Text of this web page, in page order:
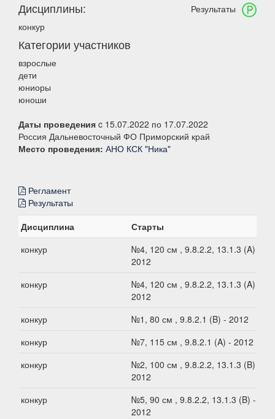
Результаты
Дисциплины:
конкур
Категории участников
взрослые
дети
юниоры
юноши
Даты проведения c 15.07.2022 по 17.07.2022
Россия Дальневосточный ФО Приморский край
Место проведения: АНО КСК "Ника"
Регламент
Результаты
Дисциплина
Старты
конкур
№4, 120 см , 9.8.2.2, 13.1.3 (A) -
2012
конкур
№4, 120 см , 9.8.2.2, 13.1.3 (A) -
2012
конкур
№1, 80 см , 9.8.2.1 (B) - 2012
конкур
№7, 115 см , 9.8.2.1 (A) - 2012
конкур
№2, 100 см , 9.8.2.2, 13.1.3 (B) -
2012
конкур
№5, 90 см , 9.8.2.2, 13.1.3 (B) -
2012